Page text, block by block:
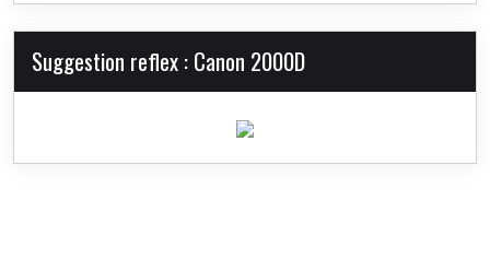
Suggestion reflex : Canon 2000D